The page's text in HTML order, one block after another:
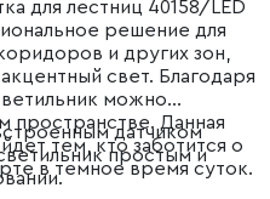
для лестниц 40158/LED
решение для
и других зон,
свет. Благодаря
можно
пространстве. Данная
тем, кто заботится о
в темное время суток.
датчиком
простым и